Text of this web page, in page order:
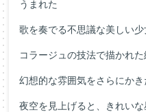
うまれた
歌を奏でる不思議な美しい少
コラージュの技法で描かれ
幻想的な雰囲気をさらにか
夜空を見上げると、きれいな